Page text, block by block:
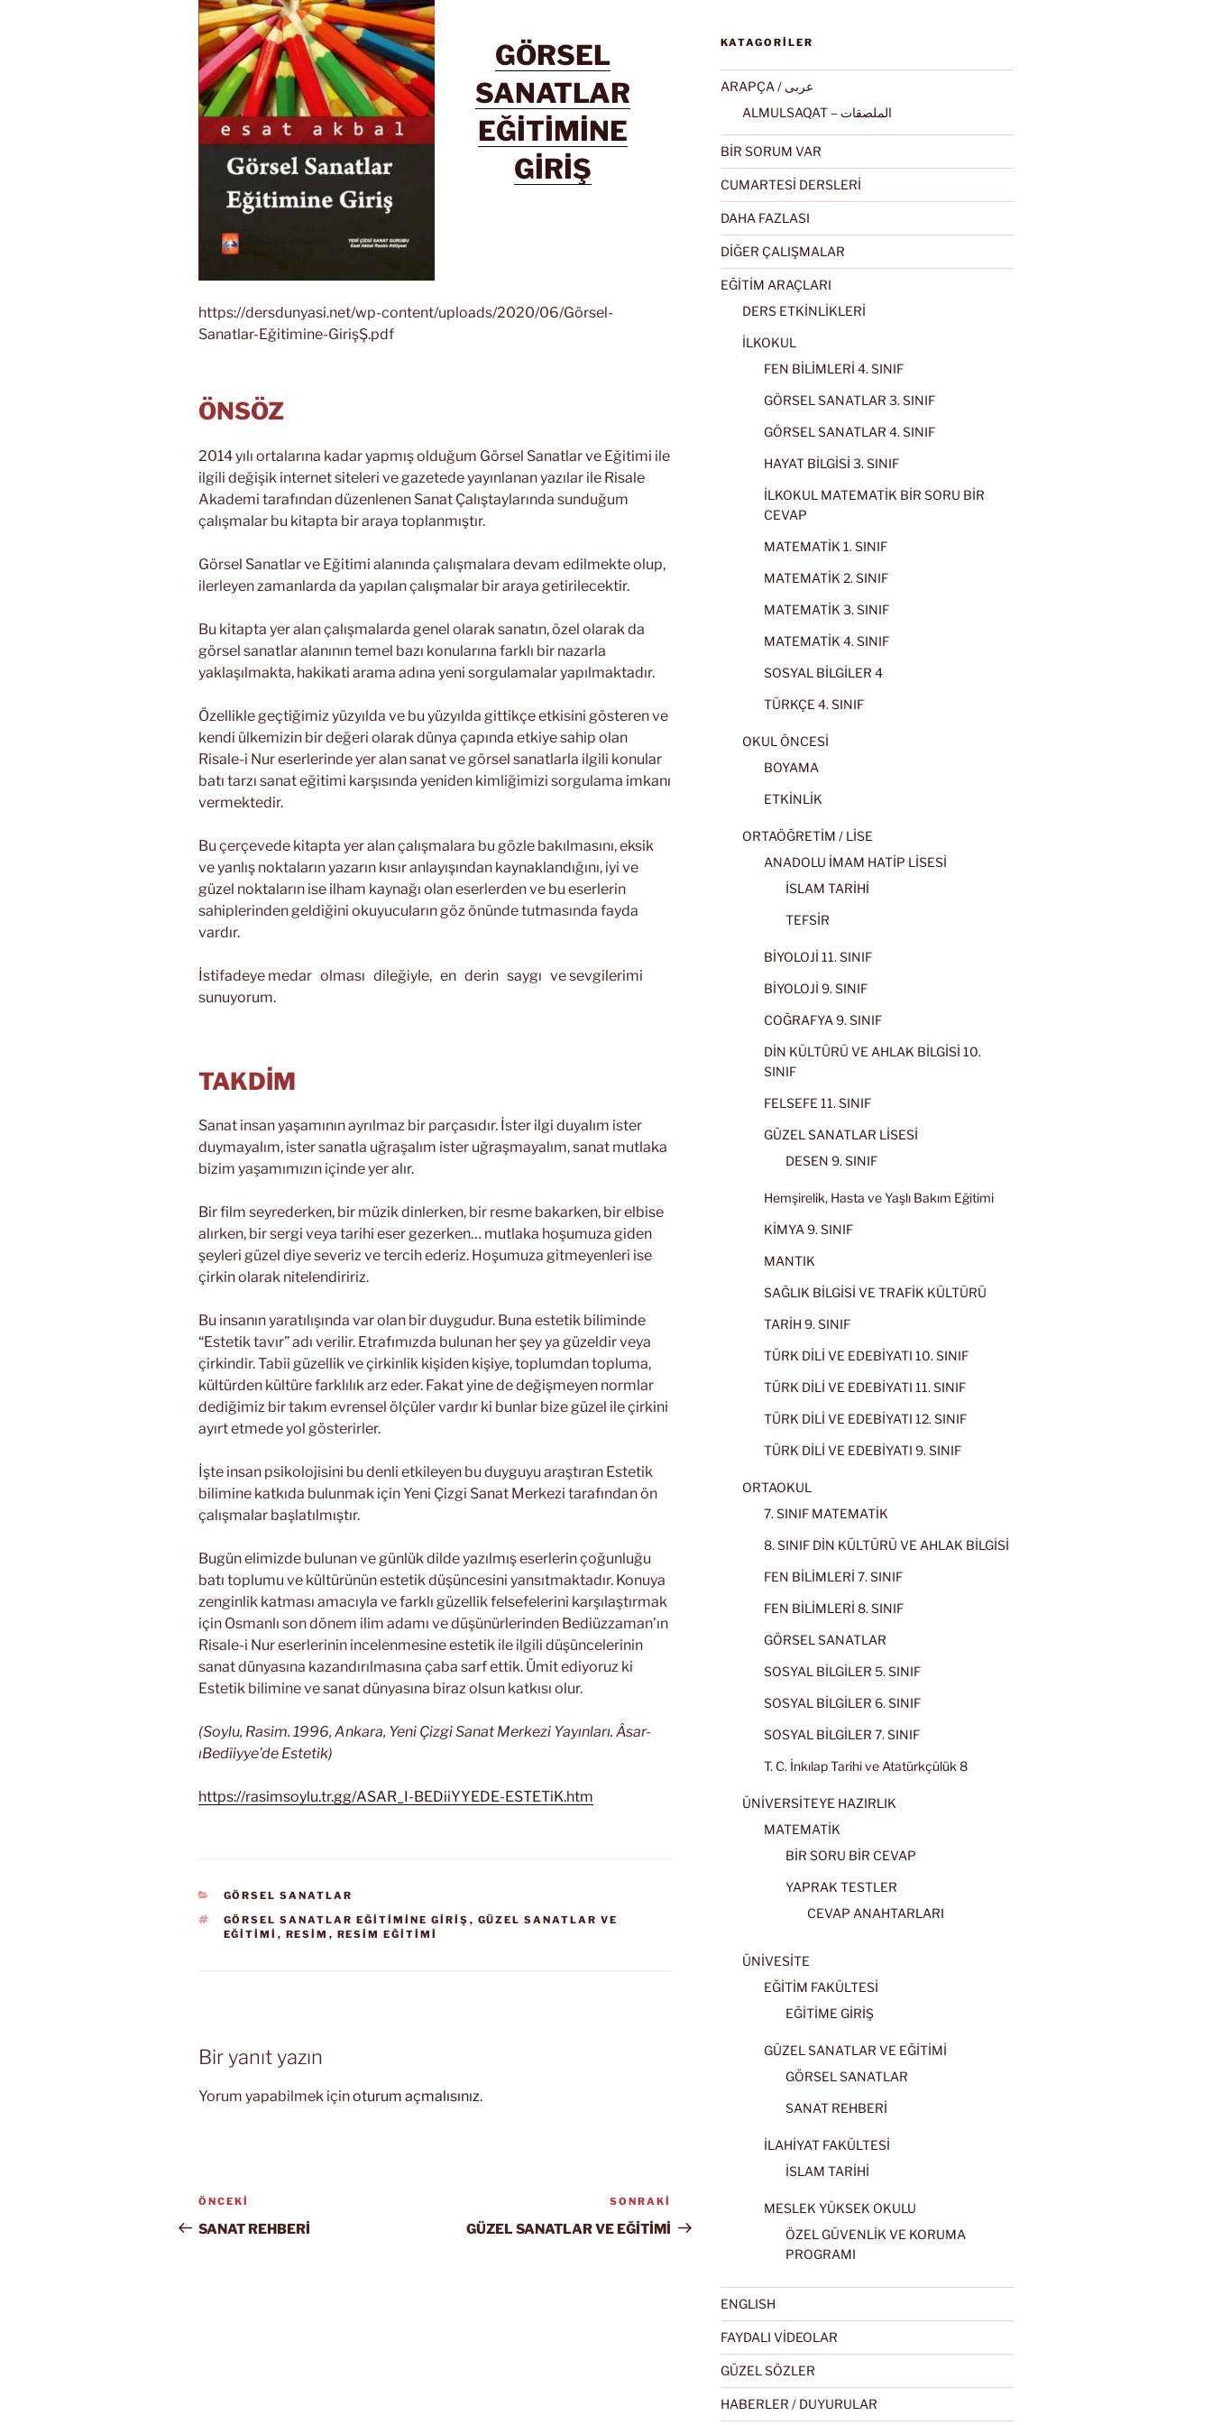
GÖRSEL
SANATLAR
EĞİTİMİNE
GİRİŞ
https://dersdunyasi.net/wp-content/uploads/2020/06/Görsel-
Sanatlar-Eğitimine-GirişŞ.pdf
ÖNSÖZ
2014 yılı ortalarına kadar yapmış olduğum Görsel Sanatlar ve Eğitimi ile
ilgili değişik internet siteleri ve gazetede yayınlanan yazılar ile Risale
Akademi tarafından düzenlenen Sanat Çalıştaylarında sunduğum
çalışmalar bu kitapta bir araya toplanmıştır.
Görsel Sanatlar ve Eğitimi alanında çalışmalara devam edilmekte olup,
ilerleyen zamanlarda da yapılan çalışmalar bir araya getirilecektir.
Bu kitapta yer alan çalışmalarda genel olarak sanatın, özel olarak da
görsel sanatlar alanının temel bazı konularına farklı bir nazarla
yaklaşılmakta, hakikati arama adına yeni sorgulamalar yapılmaktadır.
Özellikle geçtiğimiz yüzyılda ve bu yüzyılda gittikçe etkisini gösteren ve
kendi ülkemizin bir değeri olarak dünya çapında etkiye sahip olan
Risale-i Nur eserlerinde yer alan sanat ve görsel sanatlarla ilgili konular
batı tarzı sanat eğitimi karşısında yeniden kimliğimizi sorgulama imkanı
vermektedir.
Bu çerçevede kitapta yer alan çalışmalara bu gözle bakılmasını, eksik
ve yanlış noktaların yazarın kısır anlayışından kaynaklandığını, iyi ve
güzel noktaların ise ilham kaynağı olan eserlerden ve bu eserlerin
sahiplerinden geldiğini okuyucuların göz önünde tutmasında fayda
vardır.
İstifadeye medar olması dileğiyle, en derin saygı ve sevgilerimi
sunuyorum.
TAKDİM
Sanat insan yaşamının ayrılmaz bir parçasıdır. İster ilgi duyalım ister
duymayalım, ister sanatla uğraşalım ister uğraşmayalım, sanat mutlaka
bizim yaşamımızın içinde yer alır.
Bir film seyrederken, bir müzik dinlerken, bir resme bakarken, bir elbise
alırken, bir sergi veya tarihi eser gezerken… mutlaka hoşumuza giden
şeyleri güzel diye severiz ve tercih ederiz. Hoşumuza gitmeyenleri ise
çirkin olarak nitelendiririz.
Bu insanın yaratılışında var olan bir duygudur. Buna estetik biliminde
“Estetik tavır” adı verilir. Etrafımızda bulunan her şey ya güzeldir veya
çirkindir. Tabii güzellik ve çirkinlik kişiden kişiye, toplumdan topluma,
kültürden kültüre farklılık arz eder. Fakat yine de değişmeyen normlar
dediğimiz bir takım evrensel ölçüler vardır ki bunlar bize güzel ile çirkini
ayırt etmede yol gösterirler.
İşte insan psikolojisini bu denli etkileyen bu duyguyu araştıran Estetik
bilimine katkıda bulunmak için Yeni Çizgi Sanat Merkezi tarafından ön
çalışmalar başlatılmıştır.
Bugün elimizde bulunan ve günlük dilde yazılmış eserlerin çoğunluğu
batı toplumu ve kültürünün estetik düşüncesini yansıtmaktadır. Konuya
zenginlik katması amacıyla ve farklı güzellik felsefelerini karşılaştırmak
için Osmanlı son dönem ilim adamı ve düşünürlerinden Bediüzzaman’ın
Risale-i Nur eserlerinin incelenmesine estetik ile ilgili düşüncelerinin
sanat dünyasına kazandırılmasına çaba sarf ettik. Ümit ediyoruz ki
Estetik bilimine ve sanat dünyasına biraz olsun katkısı olur.
(Soylu, Rasim. 1996, Ankara, Yeni Çizgi Sanat Merkezi Yayınları. Âsar-
ıBedîiyye’de Estetik)
https://rasimsoylu.tr.gg/ASAR_I-BEDiiYYEDE-ESTETiK.htm
KATEGORILER
GÖRSEL SANATLAR
ETIKETLER
GÖRSEL SANATLAR EĞİTİMİNE GİRİŞ , GÜZEL SANATLAR VE
EĞİTİMİ , RESİM , RESİM EĞİTİMİ
Bir yanıt yazın
Yorum yapabilmek içinoturum açmalısınız.
Yazı
gezinmesi
Önceki
Yazı
ÖNCEKI
SANAT REHBERİ
Yazı
SONRAKI
GÜZEL SANATLAR VE EĞİTİMİ
KATAGORİLER
ARAPÇA / عربى
ALMULSAQAT – الملصقات
BİR SORUM VAR
CUMARTESİ DERSLERİ
DAHA FAZLASI
DİĞER ÇALIŞMALAR
EĞİTİM ARAÇLARI
DERS ETKİNLİKLERİ
İLKOKUL
FEN BİLİMLERİ 4. SINIF
GÖRSEL SANATLAR 3. SINIF
GÖRSEL SANATLAR 4. SINIF
HAYAT BİLGİSİ 3. SINIF
İLKOKUL MATEMATİK BİR SORU BİR
CEVAP
MATEMATİK 1. SINIF
MATEMATİK 2. SINIF
MATEMATİK 3. SINIF
MATEMATİK 4. SINIF
SOSYAL BİLGİLER 4
TÜRKÇE 4. SINIF
OKUL ÖNCESİ
BOYAMA
ETKİNLİK
ORTAÖĞRETİM / LİSE
ANADOLU İMAM HATİP LİSESİ
İSLAM TARİHİ
TEFSİR
BİYOLOJİ 11. SINIF
BİYOLOJİ 9. SINIF
COĞRAFYA 9. SINIF
DİN KÜLTÜRÜ VE AHLAK BİLGİSİ 10.
SINIF
FELSEFE 11. SINIF
GÜZEL SANATLAR LİSESİ
DESEN 9. SINIF
Hemşirelik, Hasta ve Yaşlı Bakım Eğitimi
KİMYA 9. SINIF
MANTIK
SAĞLIK BİLGİSİ VE TRAFİK KÜLTÜRÜ
TARİH 9. SINIF
TÜRK DİLİ VE EDEBİYATI 10. SINIF
TÜRK DİLİ VE EDEBİYATI 11. SINIF
TÜRK DİLİ VE EDEBİYATI 12. SINIF
TÜRK DİLİ VE EDEBİYATI 9. SINIF
ORTAOKUL
7. SINIF MATEMATİK
8. SINIF DİN KÜLTÜRÜ VE AHLAK BİLGİSİ
FEN BİLİMLERİ 7. SINIF
FEN BİLİMLERİ 8. SINIF
GÖRSEL SANATLAR
SOSYAL BİLGİLER 5. SINIF
SOSYAL BİLGİLER 6. SINIF
SOSYAL BİLGİLER 7. SINIF
T. C. İnkılap Tarihi ve Atatürkçülük 8
ÜNİVERSİTEYE HAZIRLIK
MATEMATİK
BİR SORU BİR CEVAP
YAPRAK TESTLER
CEVAP ANAHTARLARI
ÜNİVESİTE
EĞİTİM FAKÜLTESİ
EĞİTİME GİRİŞ
GÜZEL SANATLAR VE EĞİTİMİ
GÖRSEL SANATLAR
SANAT REHBERİ
İLAHİYAT FAKÜLTESİ
İSLAM TARİHİ
MESLEK YÜKSEK OKULU
ÖZEL GÜVENLİK VE KORUMA
PROGRAMI
ENGLISH
FAYDALI VİDEOLAR
GÜZEL SÖZLER
HABERLER / DUYURULAR